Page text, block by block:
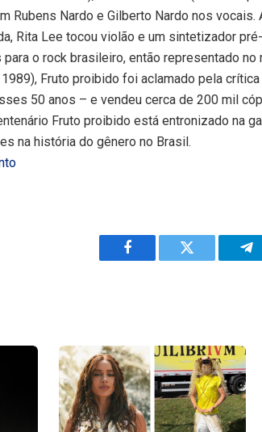
Rubens Nardo e Gilberto Nardo nos
Rita Lee tocou violão e um sintetizador
o rock brasileiro, então representado
Fruto proibido foi aclamado pela
50 anos – e vendeu cerca de 200 mil
Fruto proibido está entronizado na
na história do gênero no Brasil.
Facebook Twitter